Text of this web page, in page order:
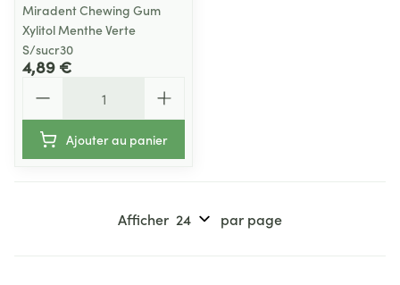
Miradent Chewing Gum
Xylitol Menthe Verte
S/sucr30
4,89 €
Ajouter au panier
Afficher par page